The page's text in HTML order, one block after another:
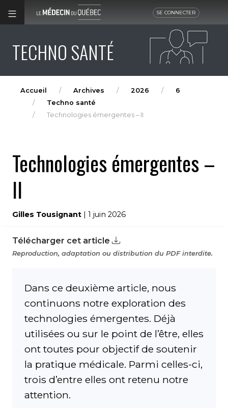
SE CONNECTER
TECHNO SANTÉ
Accueil Archives 2026
6
Techno santé
Technologies émergentes – II
Technologies émergentes –
II
Gilles Tousignant | 1 juin 2026
Télécharger cet article
Reproduction, adaptation ou distribution du PDF interdite.
Dans ce deuxième article, nous
continuons notre exploration des
technologies émergentes. Déjà
utilisées ou sur le point de l’être, elles
ont toutes pour objectif de soutenir
la pratique médicale. Parmi celles-ci,
trois d’entre elles ont retenu notre
attention.